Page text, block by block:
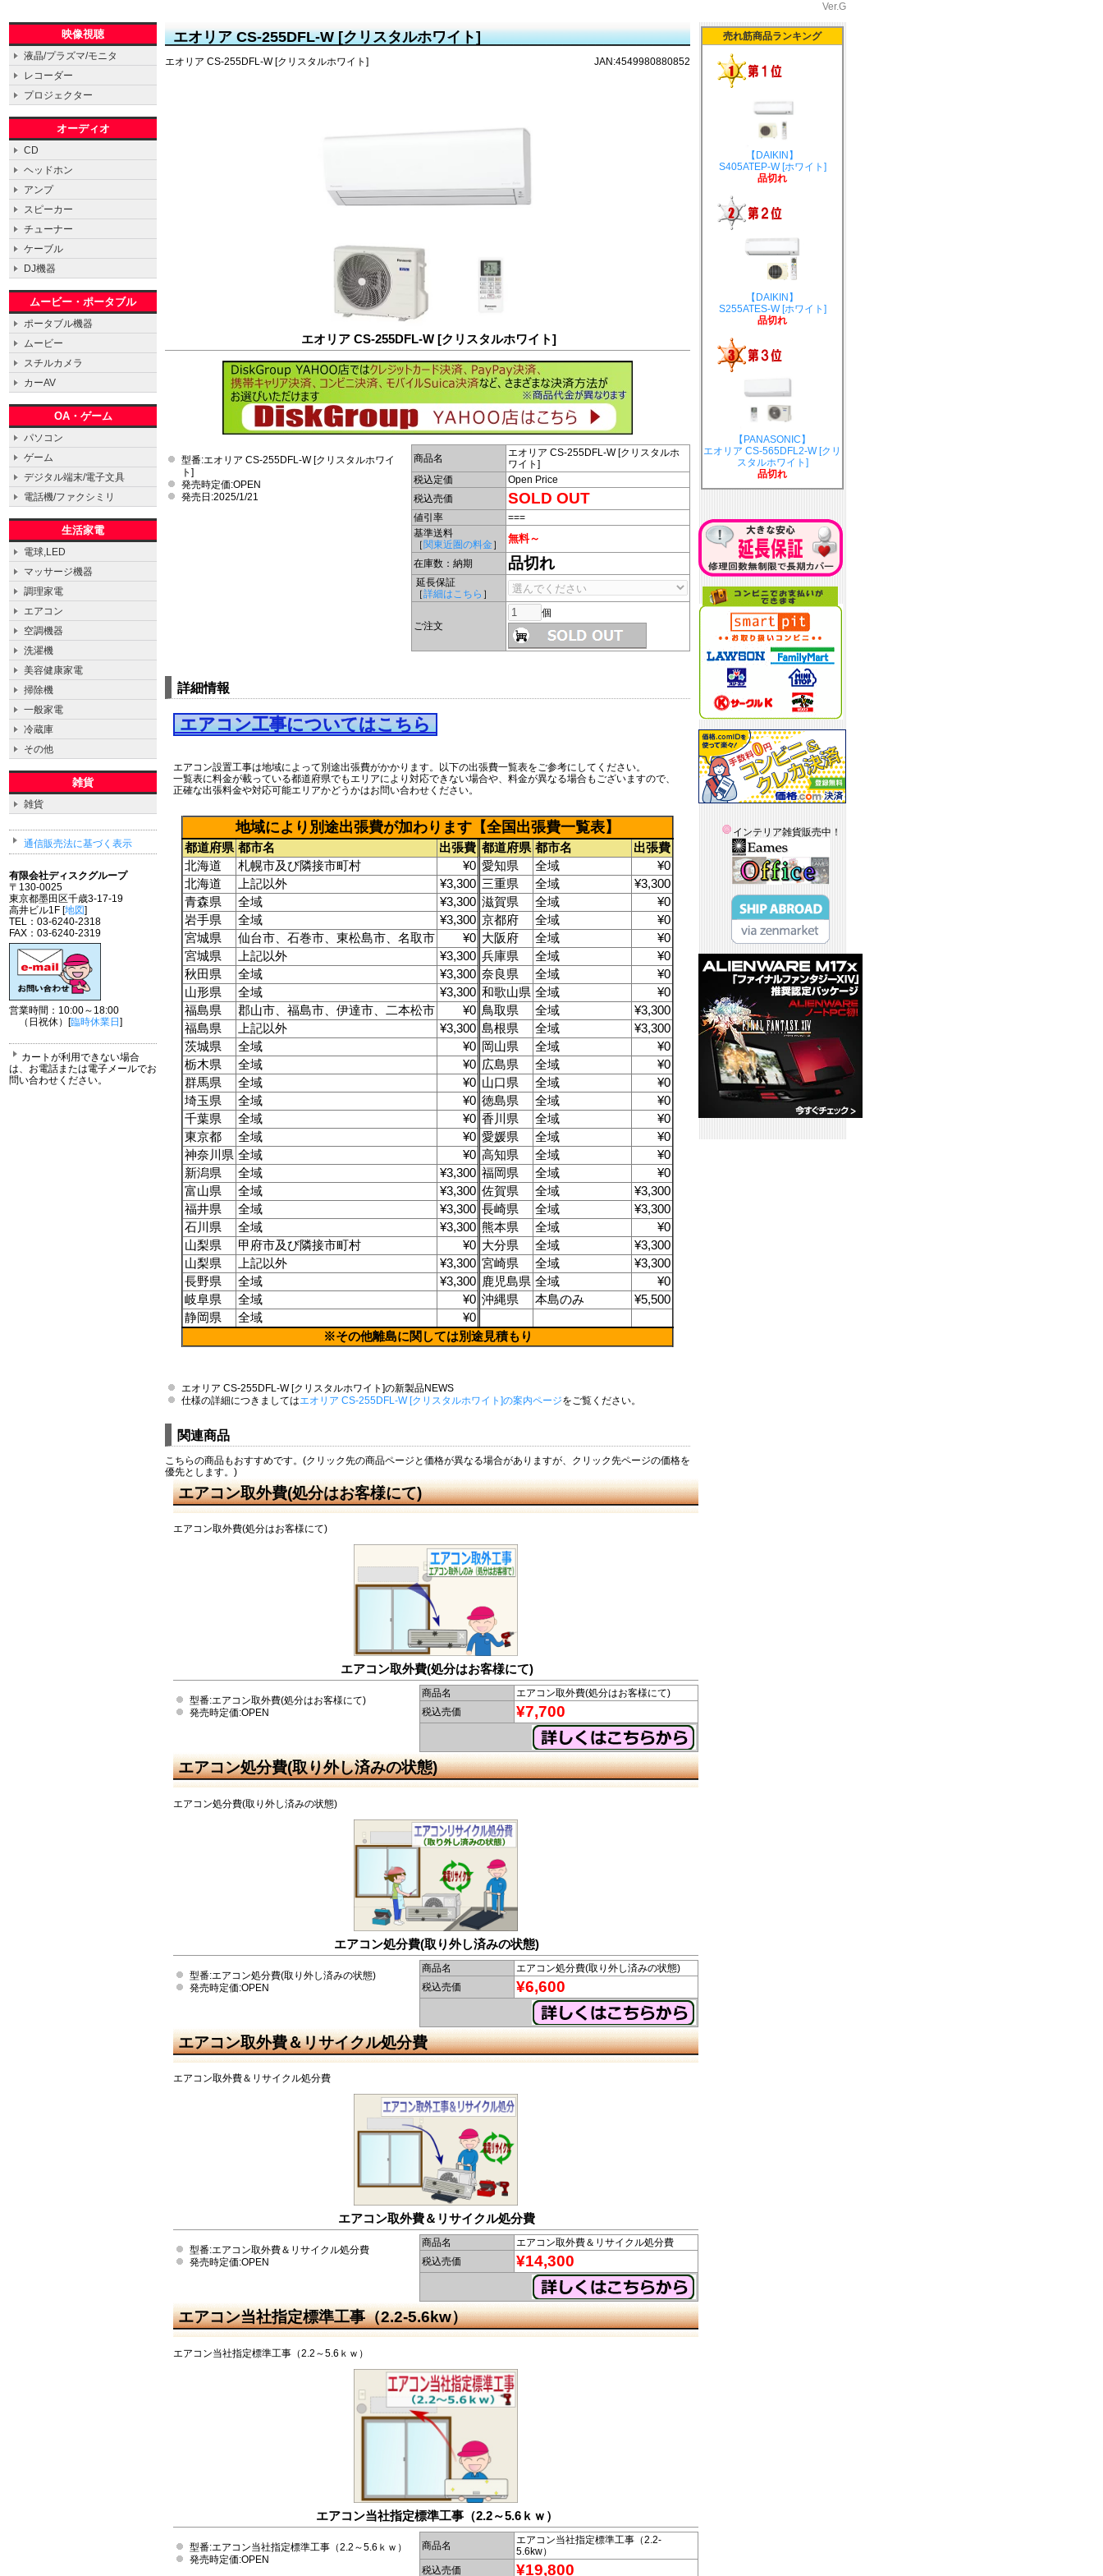
Ver.G
映像視聴
液晶/プラズマ/モニタ
レコーダー
プロジェクター
オーディオ
CD
ヘッドホン
アンプ
スピーカー
チューナー
ケーブル
DJ機器
ムービー・ポータブル
ポータブル機器
ムービー
スチルカメラ
カーAV
OA・ゲーム
パソコン
ゲーム
デジタル端末/電子文具
電話機/ファクシミリ
生活家電
電球,LED
マッサージ機器
調理家電
エアコン
空調機器
洗濯機
美容健康家電
掃除機
一般家電
冷蔵庫
その他
雑貨
雑貨
通信販売法に基づく表示
有限会社ディスクグループ
〒130-0025
東京都墨田区千歳3-17-19
高井ビル1F [地図]
TEL：03-6240-2318
FAX：03-6240-2319
営業時間：10:00～18:00
（日祝休）[臨時休業日 ]
カートが利用できない場合
は、お電話または電子メールでお
問い合わせください。
エオリア CS-255DFL-W [クリスタルホワイト]
エオリア CS-255DFL-W [クリスタルホワイト] JAN:4549980880852
エオリア CS-255DFL-W [クリスタルホワイト]
型番:エオリア CS-255DFL-W [クリスタルホワイ
ト]
発売時定価:OPEN
発売日:2025/1/21
商品名
エオリア CS-255DFL-W [クリスタルホ
ワイト]
税込定価
Open Price
税込売価
SOLD OUT
値引率
===
基準送料
［関東近圏の料金］ 無料～
在庫数：納期 品切れ
延長保証
［詳細はこちら ］
ご注文
個
詳細情報
エアコン工事についてはこちら
エアコン設置工事は地域によって別途出張費がかかります。以下の出張費一覧表をご参考にしてください。
一覧表に料金が載っている都道府県でもエリアにより対応できない場合や、料金が異なる場合もございますので、
正確な出張料金や対応可能エリアかどうかはお問い合わせください。
地域により別途出張費が加わります【全国出張費一覧表】
都道府県 都市名 出張費 都道府県 都市名
出張費
北海道
札幌市及び隣接市町村 ¥0 愛知県 全域
¥0
北海道
上記以外 ¥3,300 三重県 全域
¥3,300
青森県
全域 ¥3,300 滋賀県 全域
¥0
岩手県
全域 ¥3,300 京都府 全域
¥0
宮城県
仙台市、石巻市、東松島市、名取市 ¥0 大阪府 全域
¥0
宮城県
上記以外 ¥3,300 兵庫県 全域
¥0
秋田県
全域 ¥3,300 奈良県 全域
¥0
山形県
全域 ¥3,300 和歌山県 全域
¥0
福島県
郡山市、福島市、伊達市、二本松市 ¥0 鳥取県 全域
¥3,300
福島県
上記以外 ¥3,300 島根県 全域
¥3,300
茨城県
全域 ¥0 岡山県 全域
¥0
栃木県
全域 ¥0 広島県 全域
¥0
群馬県
全域 ¥0 山口県 全域
¥0
埼玉県
全域 ¥0 徳島県 全域
¥0
千葉県
全域 ¥0 香川県 全域
¥0
東京都
全域 ¥0 愛媛県 全域
¥0
神奈川県 全域 ¥0 高知県 全域
¥0
新潟県
全域 ¥3,300 福岡県 全域
¥0
富山県
全域 ¥3,300 佐賀県 全域
¥3,300
福井県
全域 ¥3,300 長崎県 全域
¥3,300
石川県
全域 ¥3,300 熊本県 全域
¥0
山梨県
甲府市及び隣接市町村 ¥0 大分県 全域
¥3,300
山梨県
上記以外 ¥3,300 宮崎県 全域
¥3,300
長野県
全域 ¥3,300 鹿児島県 全域
¥0
岐阜県
全域 ¥0 沖縄県 本島のみ
¥5,500
静岡県
全域
¥0
※その他離島に関しては別途見積もり
エオリア CS-255DFL-W [クリスタルホワイト]の新製品NEWS
仕様の詳細につきましてはエオリア CS-255DFL-W [クリスタルホワイト]の案内ページをご覧ください。
関連商品
こちらの商品もおすすめです。(クリック先の商品ページと価格が異なる場合がありますが、クリック先ページの価格を
優先とします。)
エアコン取外費(処分はお客様にて)
エアコン取外費(処分はお客様にて)
エアコン取外費(処分はお客様にて)
型番:エアコン取外費(処分はお客様にて)
発売時定価:OPEN
商品名
エアコン取外費(処分はお客様にて)
税込売価
¥7,700
エアコン処分費(取り外し済みの状態)
エアコン処分費(取り外し済みの状態)
エアコン処分費(取り外し済みの状態)
型番:エアコン処分費(取り外し済みの状態)
発売時定価:OPEN
商品名
エアコン処分費(取り外し済みの状態)
税込売価
¥6,600
エアコン取外費＆リサイクル処分費
エアコン取外費＆リサイクル処分費
エアコン取外費＆リサイクル処分費
型番:エアコン取外費＆リサイクル処分費
発売時定価:OPEN
商品名
エアコン取外費＆リサイクル処分費
税込売価
¥14,300
エアコン当社指定標準工事（2.2-5.6kw）
エアコン当社指定標準工事（2.2～5.6ｋｗ）
エアコン当社指定標準工事（2.2～5.6ｋｗ）
型番:エアコン当社指定標準工事（2.2～5.6ｋｗ）
発売時定価:OPEN
商品名
エアコン当社指定標準工事（2.2-
5.6kw）
税込売価
¥19,800
売れ筋商品ランキング
【DAIKIN】
S405ATEP-W [ホワイト]
品切れ
【DAIKIN】
S255ATES-W [ホワイト]
品切れ
【PANASONIC】
エオリア CS-565DFL2-W [クリ
スタルホワイト]
品切れ
インテリア雑貨販売中！